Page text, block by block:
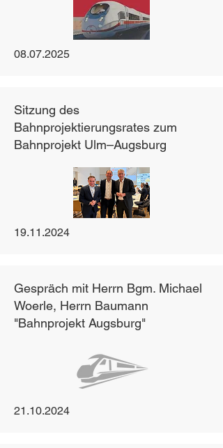
08.07.2025
Sitzung des
Bahnprojektierungsrates zum
Bahnprojekt Ulm–Augsburg
19.11.2024
Gespräch mit Herrn Bgm. Michael
Woerle, Herrn Baumann
"Bahnprojekt Augsburg"
21.10.2024